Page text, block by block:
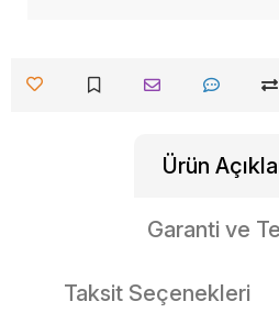
Ürün
Garanti ve
Taksit Seçenekleri